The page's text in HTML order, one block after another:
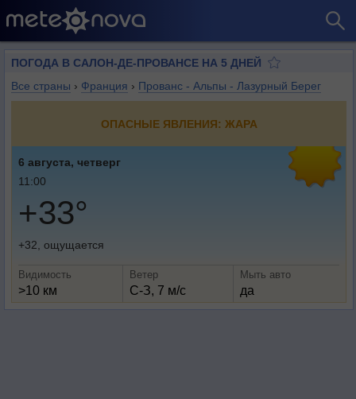
ПОГОДА В САЛОН-ДЕ-ПРОВАНСЕ НА 5 ДНЕЙ
Все страны › Франция › Прованс - Альпы - Лазурный Берег
ОПАСНЫЕ ЯВЛЕНИЯ: ЖАРА
6 августа, четверг
11:00
+33°
+32, ощущается
Видимость
>10 км
Ветер
С-З, 7 м/с
Мыть авто
да